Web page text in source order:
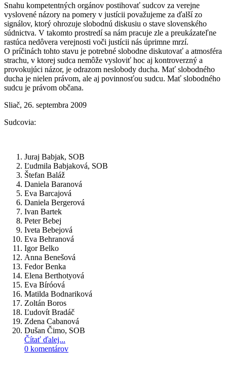
Snahu kompetentných orgánov postihovať sudcov za verejne
vyslovené názory na pomery v justícii považujeme za ďalší zo
signálov, ktorý ohrozuje slobodnú diskusiu o stave slovenského
súdnictva. V takomto prostredí sa nám pracuje zle a preukázateľne
rastúca nedôvera verejnosti voči justícii nás úprimne mrzí.
O príčinách tohto stavu je potrebné slobodne diskutovať a atmosféra
strachu, v ktorej sudca nemôže vysloviť hoc aj kontroverzný a
provokujúci názor, je odrazom neslobody ducha. Mať slobodného
ducha je nielen právom, ale aj povinnosťou sudcu. Mať slobodného
sudcu je právom občana.
Sliač, 26. septembra 2009
Sudcovia:
Juraj Babjak, SOB
Ľudmila Babjaková, SOB
Štefan Baláž
Daniela Baranová
Eva Barcajová
Daniela Bergerová
Ivan Bartek
Peter Bebej
Iveta Bebejová
Eva Behranová
Igor Belko
Anna Benešová
Fedor Benka
Elena Berthotyová
Eva Bíróová
Matilda Bodnariková
Zoltán Boros
Ľudovít Bradáč
Zdena Cabanová
Dušan Čimo, SOB
Čítať ďalej...
0 komentárov